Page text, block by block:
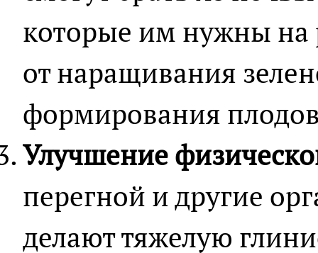
которые им нужны на
от наращивания
формирования
Улучшение
перегной и другие
делают тяжелую